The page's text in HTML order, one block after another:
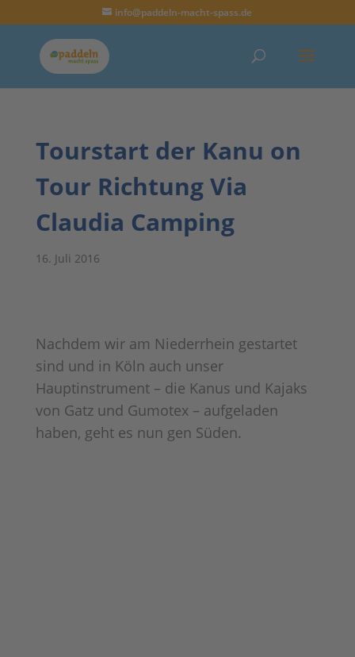
info@paddeln-macht-spass.de
Tourstart der Kanu on
Tour Richtung Via
Claudia Camping
16. Juli 2016
Nachdem wir am Niederrhein gestartet
sind und in Köln auch unser
Hauptinstrument – die Kanus und Kajaks
von Gatz und Gumotex – aufgeladen
haben, geht es nun gen Süden.